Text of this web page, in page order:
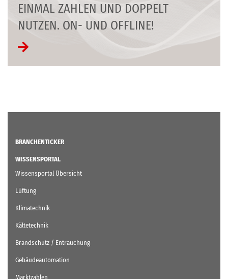
EINMAL ZAHLEN UND DOPPELT
NUTZEN. ON- UND OFFLINE!
BRANCHENTICKER
WISSENSPORTAL
Wissensportal Übersicht
Lüftung
Klimatechnik
Kältetechnik
Brandschutz / Entrauchung
Gebäudeautomation
Marktzahlen